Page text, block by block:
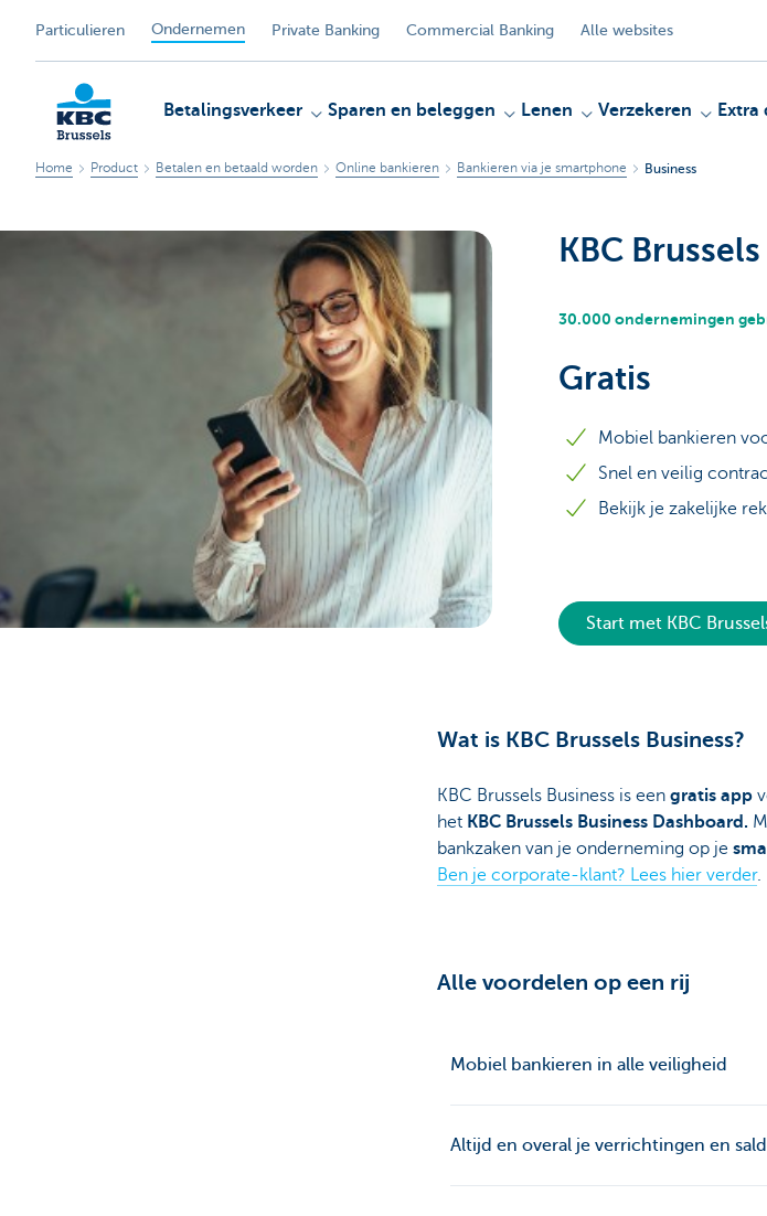
Particulieren Ondernemen Private Banking Commercial Banking Alle websites
KBC
Betalingsverkeer Sparen en beleggen Lenen Verzekeren Extra
Home Product Betalen en betaald worden Online bankieren Bankieren via je smartphone Business
KBC
30.000 ondernemingen
Gratis
Mobiel bankieren
Snel en veilig
Bekijk je zakelijke
Start met KBC
Wat is KBC Brussels Business?
KBC Brussels Business is een gratis app
het KBC Brussels Business Dashboard.
bankzaken van je onderneming op je
Ben je corporate-klant? Lees hier verder.
Alle voordelen op een rij
Mobiel bankieren in alle veiligheid
Altijd en overal je verrichtingen en